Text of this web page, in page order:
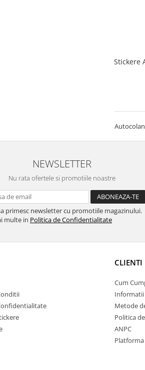
Stickere
NEWSLETTER
Nu rata ofertele si promotiile noastre
primesc newsletter cu promotiile magazinului.
multe in Politica de Confidentialitate
CLIENTI
Cum
Metode
Politica
ANPC
Platforma